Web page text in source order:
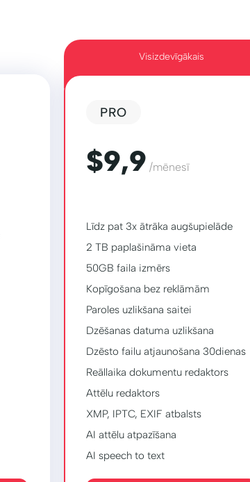
Visizdevīgākais
PRO
$9,9 /mēnesī
Līdz pat 3x ātrāka augšupielāde
2 TB paplašināma vieta
50GB faila izmērs
Kopīgošana bez reklāmām
Paroles uzlikšana saitei
Dzēšanas datuma uzlikšana
Dzēsto failu atjaunošana 30dienas
Reāllaika dokumentu redaktors
Attēlu redaktors
XMP, IPTC, EXIF ​​atbalsts
AI attēlu atpazīšana
AI speech to text